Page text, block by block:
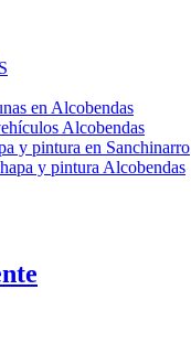
en Alcobendas
Alcobendas
y pintura en Sanchinarro
y pintura Alcobendas